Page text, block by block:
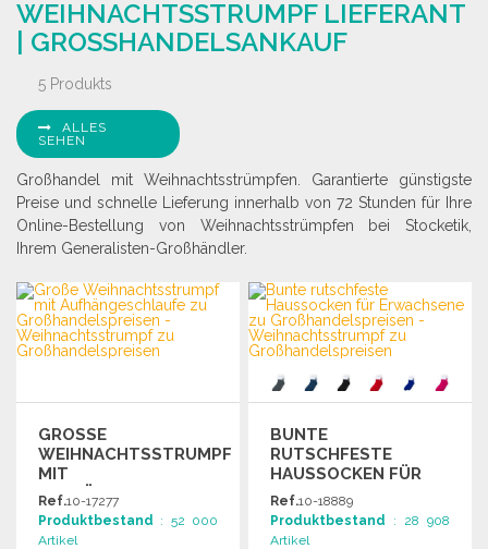
Angebot anfordern Angebot anfordern
WEIHNACHTSSTRUMPF LIEFERANT
| GROSSHANDELSANKAUF
5 Produkts
ALLES
SEHEN
Großhandel mit Weihnachtsstrümpfen. Garantierte günstigste
Preise und schnelle Lieferung innerhalb von 72 Stunden für Ihre
Online-Bestellung von Weihnachtsstrümpfen bei Stocketik,
Ihrem Generalisten-Großhändler.
GROSSE W
EIHNACHTSSTRUMPF M
IT A
UFHÄNGESCHLAUFE
Ref.10-17277
Produktbestand : 52 000
Artikel
BUNTE
RUTSCHFESTE
HAUSSOCKEN FÜR
ERWACHSENE ZU
GROSSHANDELSPREISEN
Ref.10-18889
Produktbestand : 28 908
Artikel